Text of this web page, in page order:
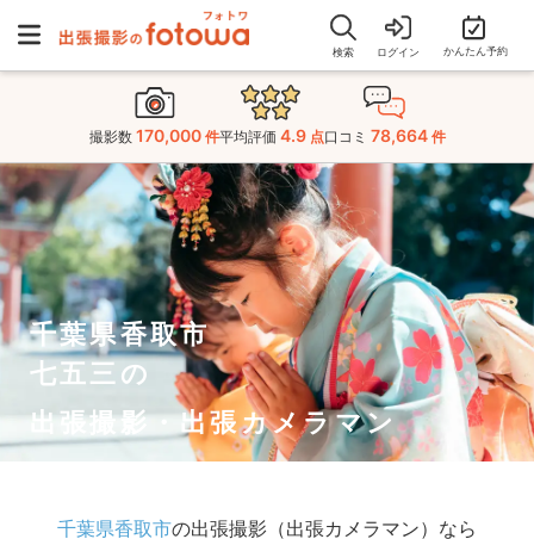
検索 ログイン かんたん予約
撮影数 170,000 件平均評価 4.9 点口コミ 78,664 件
千葉県香取市
七五三の
出張撮影・出張カメラマン
千葉県香取市の出張撮影（出張カメラマン）なら